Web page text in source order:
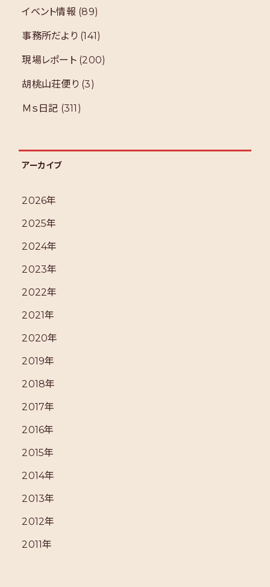
イベント情報 (89)
事務所だより (141)
現場レポート(200)
胡桃山荘便り (3)
Ｍｓ日記 (311)
アーカイブ
2026年
2025年
2024年
2023年
2022年
2021年
2020年
2019年
2018年
2017年
2016年
2015年
2014年
2013年
2012年
2011年